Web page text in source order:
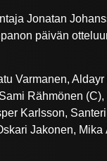
Jonatan
päivän
Varmanen,
Rähmönen (C),
Karlsson,
Jakonen, Mika